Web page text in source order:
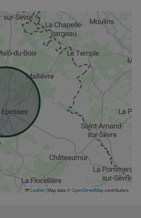
Leaflet| Map data ©OpenStreetMapcontributors